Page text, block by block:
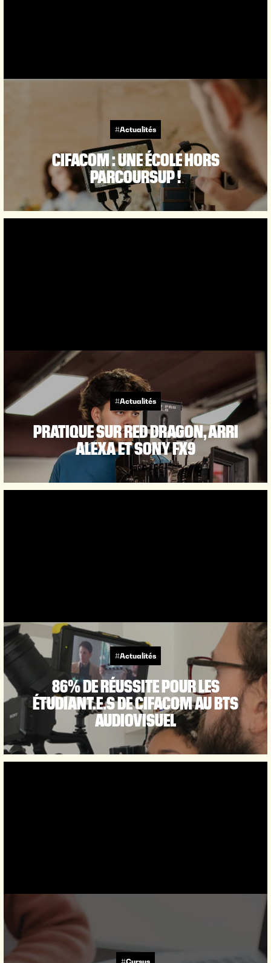
#Actualités
CIFACOM : UNE ÉCOLE HORS
PARCOURSUP !
#Actualités
PRATIQUE SUR RED DRAGON, ARRI
ALEXA ET SONY FX9
#Actualités
86% DE RÉUSSITE POUR LES
ÉTUDIANT.E.S DE CIFACOM AU BTS
AUDIOVISUEL